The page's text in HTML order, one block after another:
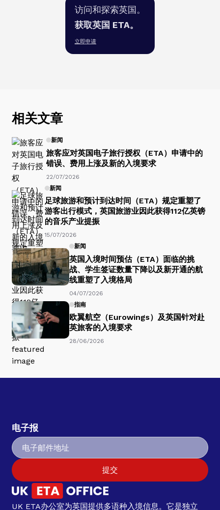
访问和探索英国。
获取英国 ETA。
立即申请
相关文章
新闻
旅客应对英国电子旅行授权（ETA）申请中的
错误、费用上涨及新的入境要求
22/07/2026
新闻
足球旅游和预计到达时间（ETA）规定重塑了
游客出行模式，英国旅游业因此获得112亿英镑
的音乐产业提振
15/07/2026
新闻
英国入境时间预估（ETA）面临的挑
战、学生签证数量下降以及新开通的航
线重塑了入境格局
04/07/2026
指南
欧翼航空（Eurowings）及英国针对赴
英旅客的入境要求
28/06/2026
电子报
提交
UK ETA办公室为英国提供多语种入境信息。它是独立